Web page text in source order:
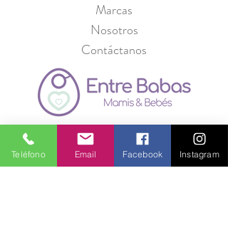
Marcas
Nosotros
Contáctanos
Política de Privacidad
Seguridad
Teléfono Email Facebook Instagram